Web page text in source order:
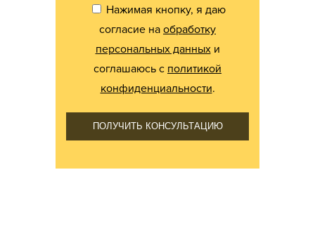
Нажимая кнопку, я даю
согласие на обработку
персональных данныхи
соглашаюсь с политикой
конфиденциальности.
ПОЛУЧИТЬ КОНСУЛЬТАЦИЮ